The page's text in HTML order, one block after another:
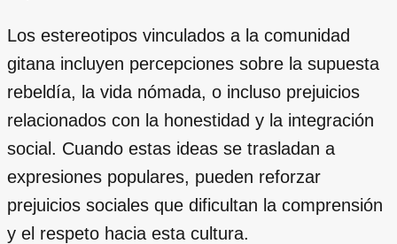
Los estereotipos vinculados a la comunidad
gitana incluyen percepciones sobre la supuesta
rebeldía, la vida nómada, o incluso prejuicios
relacionados con la honestidad y la integración
social. Cuando estas ideas se trasladan a
expresiones populares, pueden reforzar
prejuicios sociales que dificultan la comprensión
y el respeto hacia esta cultura.